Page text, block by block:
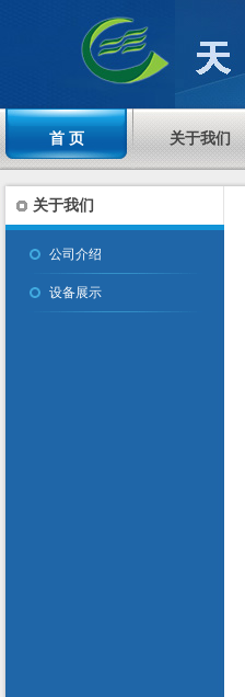
首 页 关于我们
关于我们
公司介绍
设备展示